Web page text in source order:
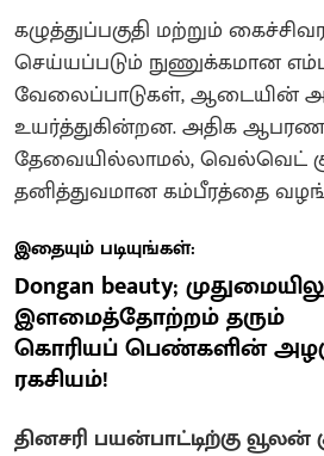
கழுத்துப்பகுதி மற்றும்
செய்யப்படும் நுணுக்கமான
வேலைப்பாடுகள், ஆடையின்
உயர்த்துகின்றன. அதிக
தேவையில்லாமல், வெல்வெட்
தனித்துவமான கம்பீரத்தை
இதையும் படியுங்கள்:
Dongan beauty;
இளமைத்தோற்றம் தரும்
கொரியப் பெண்களின்
ரகசியம்!
தினசரி பயன்பாட்டிற்கு